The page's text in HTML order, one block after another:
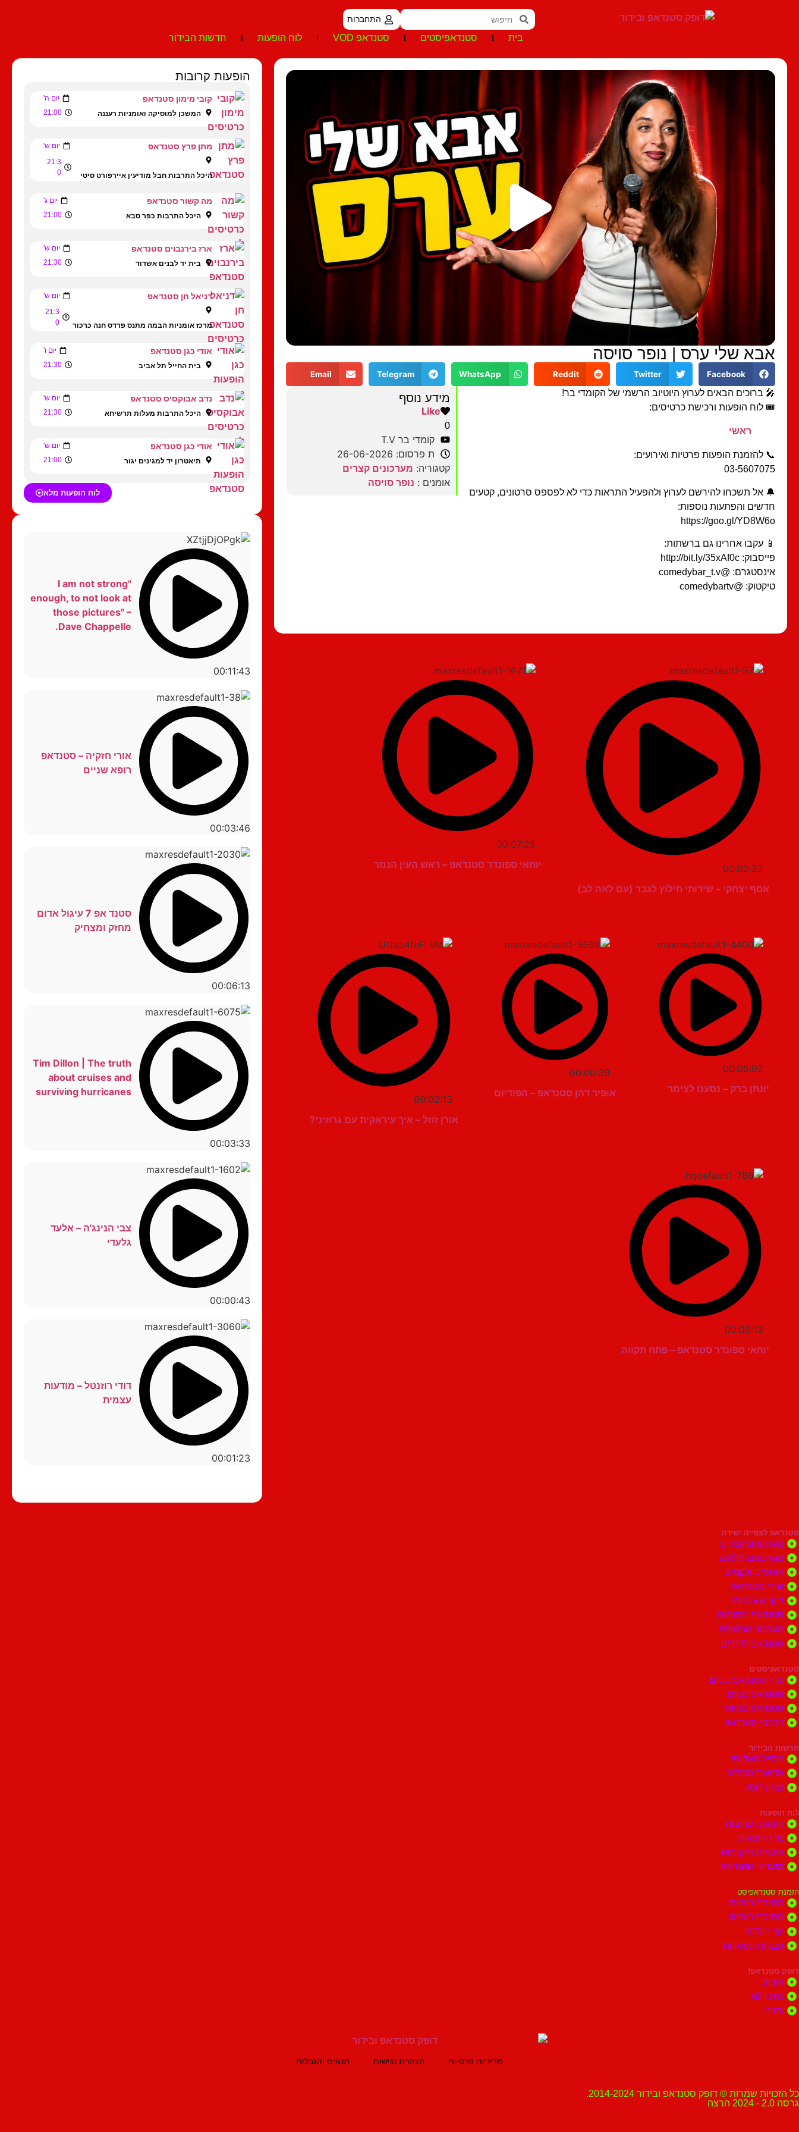
התחברות
בית סטנדאפיסטים סטנדאפ VOD לוח הופעות חדשות הבידור
אבא שלי ערס | נופר סויסה
Facebook
Twitter
Reddit
WhatsApp
Telegram
Email
🎤 ברוכים הבאים לערוץ היוטיוב הרשמי של הקומדי בר!
🎟️ לוח הופעות ורכישת כרטיסים:
ראשי
📞 להזמנת הופעות פרטיות ואירועים:
03-5607075
🔔 אל תשכחו להירשם לערוץ ולהפעיל התראות כדי לא לפספס סרטונים, קטעים
חדשים והפתעות נוספות:
https://goo.gl/YD8W6o
📱 עקבו אחרינו גם ברשתות:
פייסבוק: http://bit.ly/35xAf0c
אינסטגרם: @comedybar_t.v
טיקטוק: @comedybartv
מידע נוסף
Like
0
קומדי בר T.V
ת פרסום: 26-06-2026
קטגוריה: מערכונים קצרים
אומנים : נופר סויסה
00:02:22
אסף יצחקי – שירותי חילוץ לגבר (עם לאה לב)
00:07:25
יוחאי ספונדר סטנדאפ – ראש העין הנמר
00:05:02
יונתן ברק – נסענו לצימר
00:00:39
אופיר דהן סטנדאפ – הפודיום
00:02:13
אורן זוזל – איך עיראקית עם גרוזיני?
00:05:13
יוחאי ספונדר סטנדאפ – פתח תקווה
הופעות קרובות
קובי מימון סטנדאפ יום ה'
המשכן למוסיקה ואומניות רעננה 21:00
מתן פרץ סטנדאפ יום ש'
היכל התרבות חבל מודיעין איירפורט סיטי
21:3
0
מה קשור סטנדאפ יום ג'
היכל התרבות כפר סבא 21:00
ארז בירנבוים סטנדאפ יום ש'
בית יד לבנים אשדוד 21:30
דניאל חן סטנדאפ יום ש'
מרכז אומניות הבמה מתנס פרדס חנה כרכור
21:3
0
אודי כגן סטנדאפ יום ו'
בית החייל תל אביב 21:30
נדב אבוקסיס סטנדאפ יום ש'
היכל התרבות מעלות תרשיחא 21:30
אודי כגן סטנדאפ יום ש'
תיאטרון יד למגינים יגור 21:00
לוח הופעות מלא
00:11:43
"I am not strong
enough, to not look at
those pictures" –
Dave Chappelle.
00:03:46
אורי חזקיה – סטנדאפ
רופא שניים
00:06:13
סטנד אפ 7 עיגול אדום
מחזק ומצחיק
00:03:33
Tim Dillon | The truth
about cruises and
surviving hurricanes
00:00:43
צבי הנינג'ה – אלעד
גלעדי
00:01:23
דודי רוזנטל – מודעות
עצמית
סטנדאפ לצפייה ישירה
מערכונים קצרים
מערכונים מלאים
אוספים ולקטים
שירי סטנדאפ
דוקו & VLOG
סטנדאפ מתורגם
מערכוני אנימציה
סטנדאפ לדתיים
סטנדאפיסטים
כל הסטנדאפיסטים
סטנדאפיסטים
סטנדאפיסטיות
הרכבי סטנדאפ
חדשות הבידור
המייל האדום!
חדשות הבידור
מזגין דופק
לוח הופעות
הופעות קרובות
כל ההופעות
אולמות ומקומות
מועדוני סטנדאפ
הזמנת סטנדאפיסט
מסיבת רווקות
מסיבת רווקים
ימי הולדת
חברות ומוסדות
דופק סטנדאפ!
אודות
כתבו לנו
עזרה
מדיניות פרטיות הצהרת נגישות תנאים והגבלות
כל הזכויות שמרות © דופק סטנדאפ ובידור 2014-2024.
גרסה 2.0 - 2024 הרצה